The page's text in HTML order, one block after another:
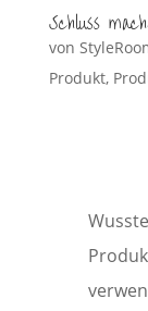
Schluss
von
Produkt,